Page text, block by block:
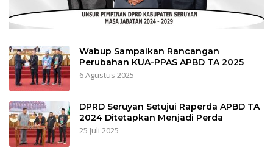
Wabup Sampaikan Rancangan
Perubahan KUA-PPAS APBD TA 2025
6 Agustus 2025
DPRD Seruyan Setujui Raperda APBD TA
2024 Ditetapkan Menjadi Perda
25 Juli 2025